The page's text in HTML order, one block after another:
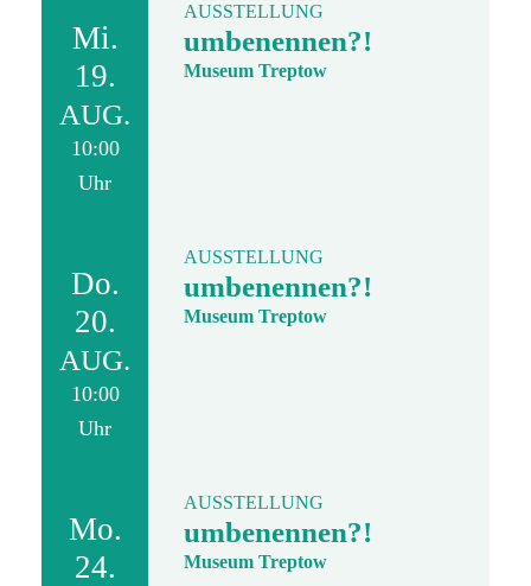
Mi.
19.
AUG.
10:00
Uhr
AUSSTELLUNG
umbenennen?!
Museum Treptow
Do.
20.
AUG.
10:00
Uhr
AUSSTELLUNG
umbenennen?!
Museum Treptow
Mo.
24.
AUSSTELLUNG
umbenennen?!
Museum Treptow